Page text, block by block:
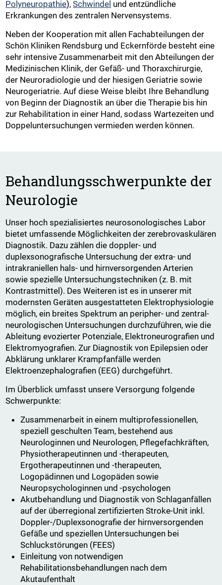
Polyneuropathie),Schwindel und entzündliche
Erkrankungen des zentralen Nervensystems.
Neben der Kooperation mit allen Fachabteilungen der
Schön Kliniken Rendsburg und Eckernförde besteht eine
sehr intensive Zusammenarbeit mit den Abteilungen der
Medizinischen Klinik, der Gefäß- und Thoraxchirurgie,
der Neuroradiologie und der hiesigen Geriatrie sowie
Neurogeriatrie. Auf diese Weise bleibt Ihre Behandlung
von Beginn der Diagnostik an über die Therapie bis hin
zur Rehabilitation in einer Hand, sodass Wartezeiten und
Doppeluntersuchungen vermieden werden können.
Behandlungsschwerpunkte der
Neurologie
Unser hoch spezialisiertes neurosonologisches Labor
bietet umfassende Möglichkeiten der zerebrovaskulären
Diagnostik. Dazu zählen die doppler- und
duplexsonografische Untersuchung der extra- und
intrakraniellen hals- und hirnversorgenden Arterien
sowie spezielle Untersuchungstechniken (z. B. mit
Kontrastmittel). Des Weiteren ist es in unserer mit
modernsten Geräten ausgestatteten Elektrophysiologie
möglich, ein breites Spektrum an peripher- und zentral-
neurologischen Untersuchungen durchzuführen, wie die
Ableitung evozierter Potenziale, Elektroneurografien und
Elektromyografien. Zur Diagnostik von Epilepsien oder
Abklärung unklarer Krampfanfälle werden
Elektroenzephalografien (EEG) durchgeführt.
Im Überblick umfasst unsere Versorgung folgende
Schwerpunkte:
Zusammenarbeit in einem multiprofessionellen,
speziell geschulten Team, bestehend aus
Neurologinnen und Neurologen, Pflegefachkräften,
Physiotherapeutinnen und -therapeuten,
Ergotherapeutinnen und -therapeuten,
Logopädinnen und Logopäden sowie
Neuropsychologinnen und -psychologen
Akutbehandlung und Diagnostik von Schlaganfällen
auf der überregional zertifizierten Stroke-Unit inkl.
Doppler-/Duplexsonografie der hirnversorgenden
Gefäße und speziellen Untersuchungen bei
Schluckstörungen (FEES)
Einleitung von notwendigen
Rehabilitationsbehandlungen nach dem
Akutaufenthalt